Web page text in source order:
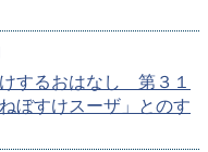
するおはなし 第３１
ぼすけスーザ」とのす